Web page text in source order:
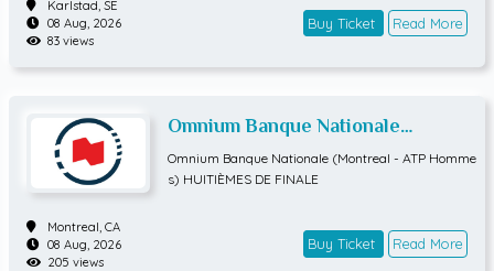
Karlstad, SE
08 Aug, 2026
83 views
Buy Ticket Read More
Omnium Banque Nationale
(Montreal - ATP Hommes)
HUITIÈMES DE FINALE
Omnium Banque Nationale (Montreal - ATP Homme
s) HUITIÈMES DE FINALE
Montreal, CA
08 Aug, 2026
205 views
Buy Ticket Read More